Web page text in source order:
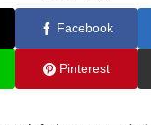
Facebook
Pinterest